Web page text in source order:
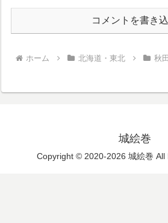
コメントを書き
ホーム 北海道・東北 秋
城絵巻
Copyright © 2020-2026 城絵巻 All